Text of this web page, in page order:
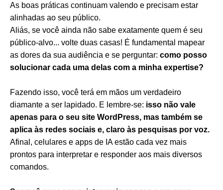
As boas práticas continuam valendo e precisam estar
alinhadas ao seu público.
Aliás, se você ainda não sabe exatamente quem é seu
público-alvo... volte duas casas! É fundamental mapear
as dores da sua audiência e se perguntar: como posso
solucionar cada uma delas com a minha expertise?
Fazendo isso, você terá em mãos um verdadeiro
diamante a ser lapidado. E lembre-se: isso não vale
apenas para o seu site WordPress, mas também se
aplica às redes sociais e, claro às pesquisas por voz.
Afinal, celulares e apps de IA estão cada vez mais
prontos para interpretar e responder aos mais diversos
comandos.